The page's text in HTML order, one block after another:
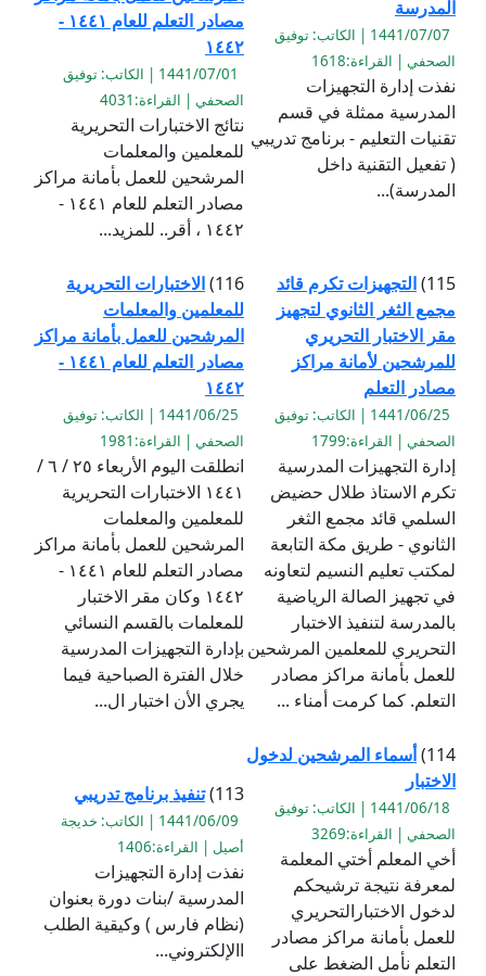
المدرسة
1441/07/07 | الكاتب: توفيق
الصحفي | القراءة:1618
نفذت إدارة التجهيزات
المدرسية ممثلة في قسم
تقنيات التعليم - برنامج تدريبي
( تفعيل التقنية داخل
المدرسة)...
مصادر التعلم للعام ١٤٤١ -
١٤٤٢
1441/07/01 | الكاتب: توفيق
الصحفي | القراءة:4031
نتائج الاختبارات التحريرية
للمعلمين والمعلمات
المرشحين للعمل بأمانة مراكز
مصادر التعلم للعام ١٤٤١ -
١٤٤٢ ، أقر.. للمزيد...
115) التجهيزات تكرم قائد
مجمع الثغر الثانوي لتجهيز
مقر الاختبار التحريري
للمرشحين لأمانة مراكز
مصادر التعلم
1441/06/25 | الكاتب: توفيق
الصحفي | القراءة:1799
إدارة التجهيزات المدرسية
تكرم الاستاذ طلال حضيض
السلمي قائد مجمع الثغر
الثانوي - طريق مكة التابعة
لمكتب تعليم النسيم لتعاونه
في تجهيز الصالة الرياضية
بالمدرسة لتنفيذ الاختبار
التحريري للمعلمين المرشحين
للعمل بأمانة مراكز مصادر
التعلم. كما كرمت أمناء ...
116) الاختبارات التحريرية
للمعلمين والمعلمات
المرشحين للعمل بأمانة مراكز
مصادر التعلم للعام ١٤٤١ -
١٤٤٢
1441/06/25 | الكاتب: توفيق
الصحفي | القراءة:1981
انطلقت اليوم الأربعاء ٢٥ / ٦ /
١٤٤١ الاختبارات التحريرية
للمعلمين والمعلمات
المرشحين للعمل بأمانة مراكز
مصادر التعلم للعام ١٤٤١ -
١٤٤٢ وكان مقر الاختبار
للمعلمات بالقسم النسائي
بإدارة التجهيزات المدرسية
خلال الفترة الصباحية فيما
يجري الأن اختبار ال...
114) أسماء المرشحين لدخول
الاختبار
1441/06/18 | الكاتب: توفيق
الصحفي | القراءة:3269
أخي المعلم أختي المعلمة
لمعرفة نتيجة ترشيحكم
لدخول الاختبارالتحريري
للعمل بأمانة مراكز مصادر
التعلم نأمل الضغط على
113) تنفيذ برنامج تدريبي
1441/06/09 | الكاتب: خديجة
أصيل | القراءة:1406
نفذت إدارة التجهيزات
المدرسية /بنات دورة بعنوان
(نظام فارس ) وكيقية الطلب
االإلكتروني...